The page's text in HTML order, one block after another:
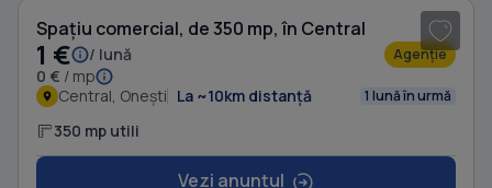
Spațiu comercial, de 350 mp, în Central
1 €
/ lună
0 € / mp
Agenție
Central, Onești La ~10km distanță 1 lună în urmă
350 mp utili
Vezi anunțul